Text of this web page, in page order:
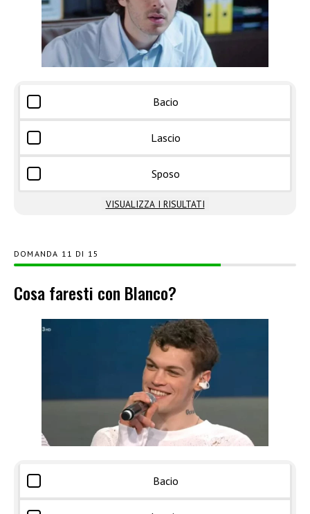
Bacio
Lascio
Sposo
VISUALIZZA I RISULTATI
DOMANDA DI 15
Cosa faresti con Blanco?
Bacio